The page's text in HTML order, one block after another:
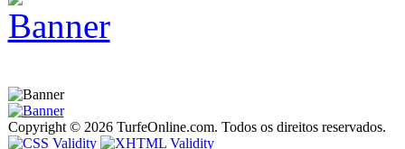
Copyright © 2026 TurfeOnline.com. Todos os direitos reservados.